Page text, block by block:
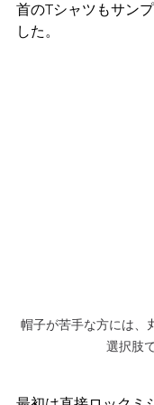
首のTシャツもサン
した。
帽子が苦手な方には、
選択肢